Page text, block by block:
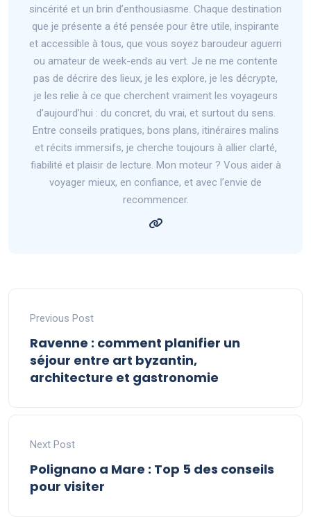
sincérité et un brin d’enthousiasme. Chaque destination
que je présente a été pensée pour être utile, inspirante
et accessible à tous, que vous soyez baroudeur aguerri
ou amateur de week-ends au vert. Je ne me contente
pas de décrire des lieux, je les explore, je les décrypte,
je les relie à ce que cherchent vraiment les voyageurs
d’aujourd’hui : du concret, du vrai, et surtout du sens.
Entre conseils pratiques, bons plans, itinéraires malins
et récits immersifs, je cherche toujours à allier clarté,
fiabilité et plaisir de lecture. Mon moteur ? Vous aider à
voyager mieux, en confiance, et avec l’envie de
recommencer.
Previous Post
Ravenne : comment planifier un
séjour entre art byzantin,
architecture et gastronomie
Next Post
Polignano a Mare : Top 5 des conseils
pour visiter